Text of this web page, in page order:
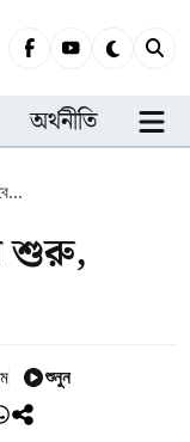
অর্থনীতি
শুরু,
শুনুন